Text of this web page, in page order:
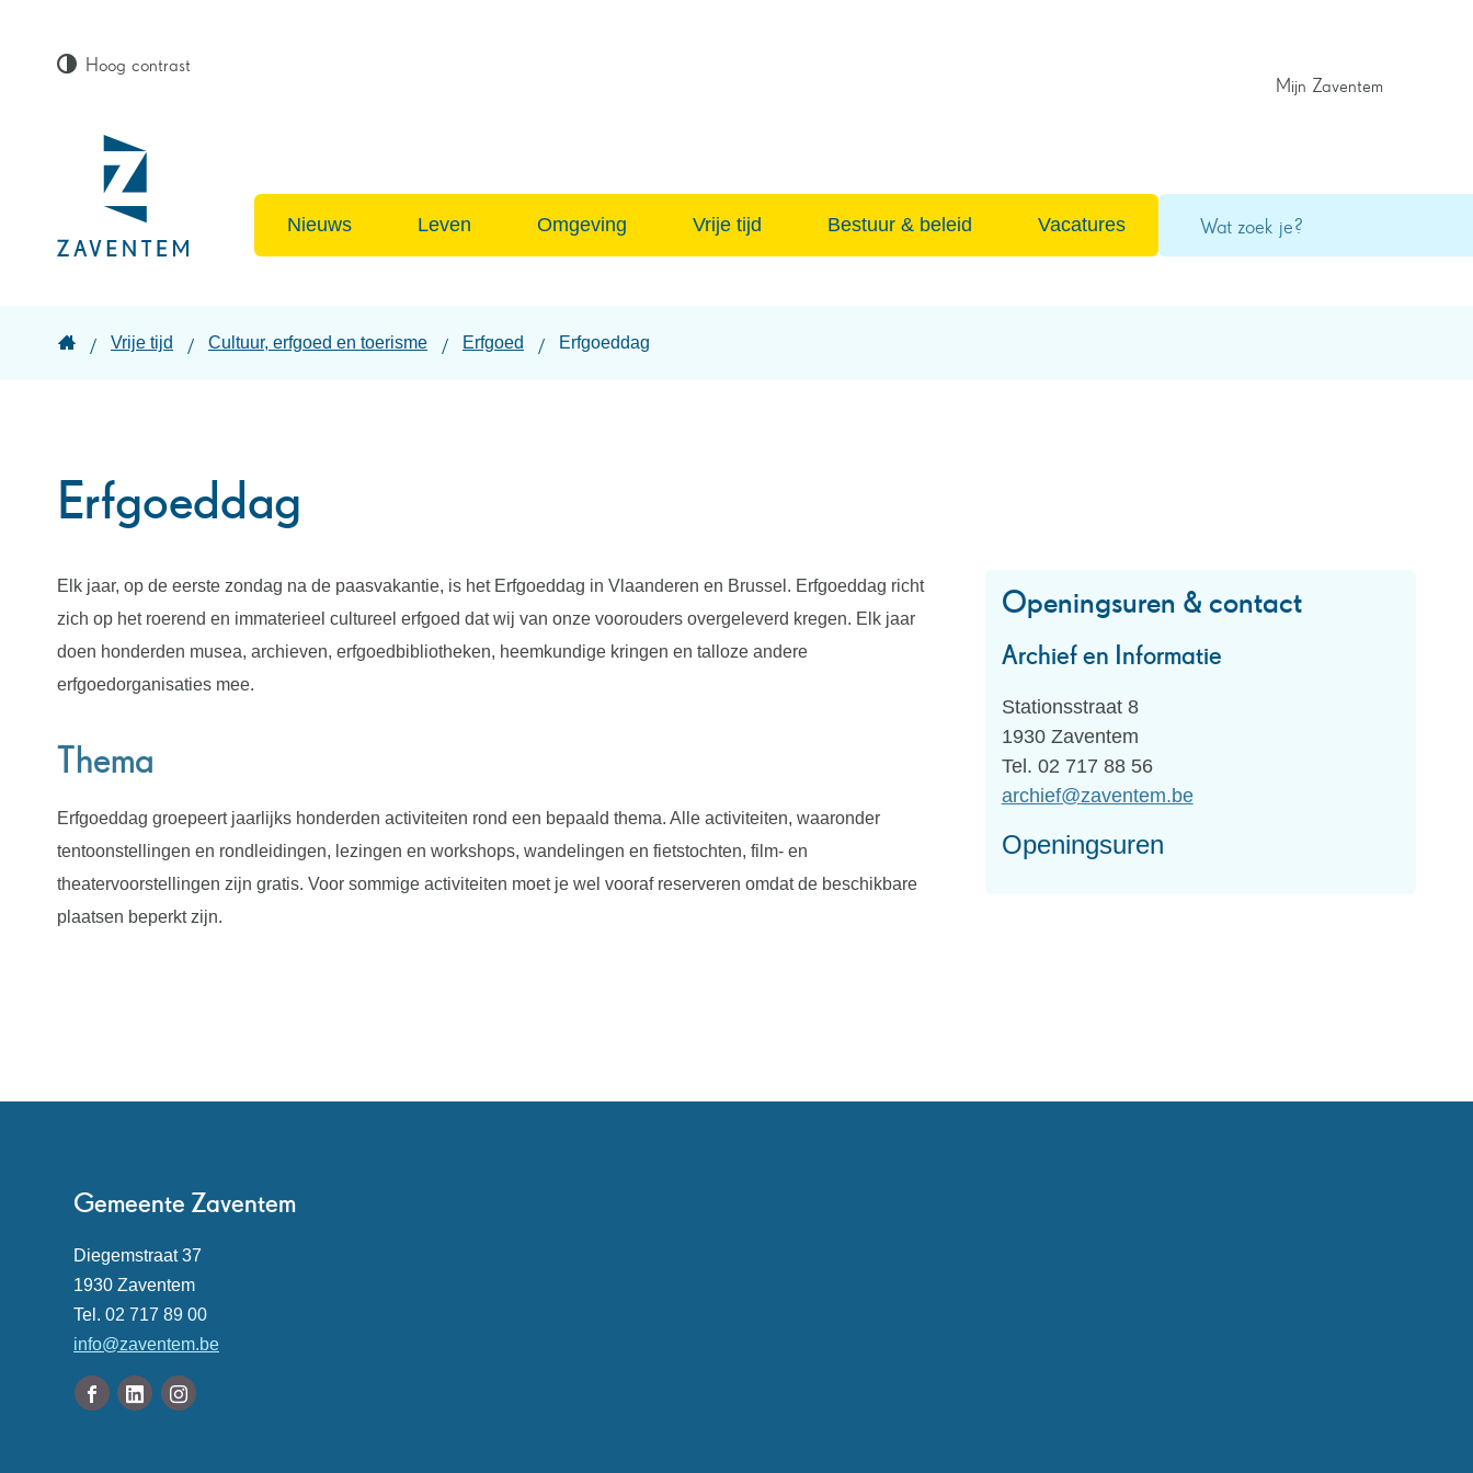
Lokaal
bestuur
Zaventem
Hoog contrast
Mijn Zaventem
Nieuws Leven Omgeving Vrije tijd Bestuur & beleid Vacatures
Startpagina
Vrije tijd Cultuur, erfgoed en toerisme Erfgoed Erfgoeddag
Erfgoeddag
Elk jaar, op de eerste zondag na de paasvakantie, is het Erfgoeddag in Vlaanderen en Brussel. Erfgoeddag richt
zich op het roerend en immaterieel cultureel erfgoed dat wij van onze voorouders overgeleverd kregen. Elk jaar
doen honderden musea, archieven, erfgoedbibliotheken, heemkundige kringen en talloze andere
erfgoedorganisaties mee.
Thema
Erfgoeddag groepeert jaarlijks honderden activiteiten rond een bepaald thema. Alle activiteiten, waaronder
tentoonstellingen en rondleidingen, lezingen en workshops, wandelingen en fietstochten, film- en
theatervoorstellingen zijn gratis. Voor sommige activiteiten moet je wel vooraf reserveren omdat de beschikbare
plaatsen beperkt zijn.
Openingsuren & contact
Archief en Informatie
Adres
Stationsstraat 8
,1930 Zaventem
Tel. 02 717 88 56
E-
archief@zaventem.be
Openingsuren
Contact
Gemeente Zaventem
Adres
Diegemstraat 37
,1930 Zaventem
Tel. 02 717 89 00
E-
mail
info@zaventem.be
VolgFacebook
LinkedinInstagram